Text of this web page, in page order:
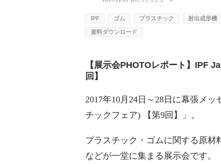
IPF ゴム プラスチック 射出成形機
資料ダウンロード
【展示会PHOTOレポート】IPF
回】
2017年10月24日～28日に幕張メッ
チックフェア) 【第9回】」。
プラスチック・ゴムに関する原材
などが一堂に集まる展示会です。